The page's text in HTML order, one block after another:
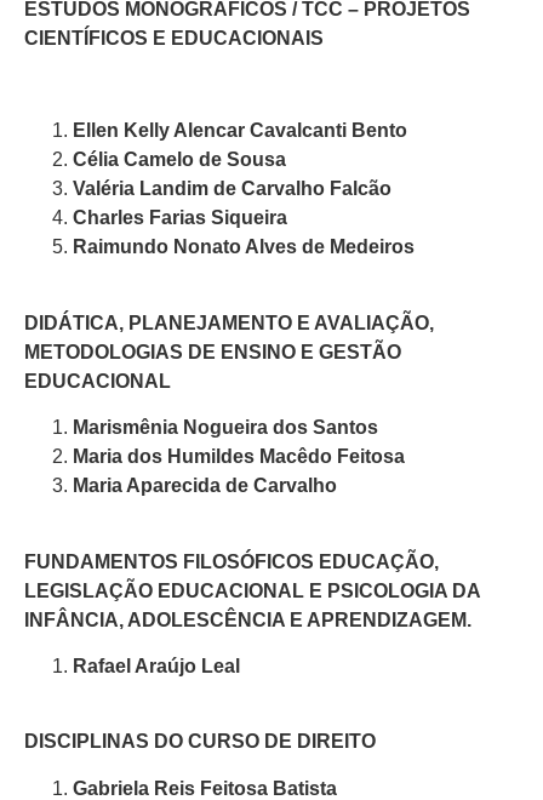
ESTUDOS MONOGRÁFICOS / TCC – PROJETOS
CIENTÍFICOS E EDUCACIONAIS
Ellen Kelly Alencar Cavalcanti Bento
Célia Camelo de Sousa
Valéria Landim de Carvalho Falcão
Charles Farias Siqueira
Raimundo Nonato Alves de Medeiros
DIDÁTICA, PLANEJAMENTO E AVALIAÇÃO,
METODOLOGIAS DE ENSINO E GESTÃO
EDUCACIONAL
Marismênia Nogueira dos Santos
Maria dos Humildes Macêdo Feitosa
Maria Aparecida de Carvalho
FUNDAMENTOS FILOSÓFICOS EDUCAÇÃO,
LEGISLAÇÃO EDUCACIONAL E PSICOLOGIA DA
INFÂNCIA, ADOLESCÊNCIA E APRENDIZAGEM.
Rafael Araújo Leal
DISCIPLINAS DO CURSO DE DIREITO
Gabriela Reis Feitosa Batista